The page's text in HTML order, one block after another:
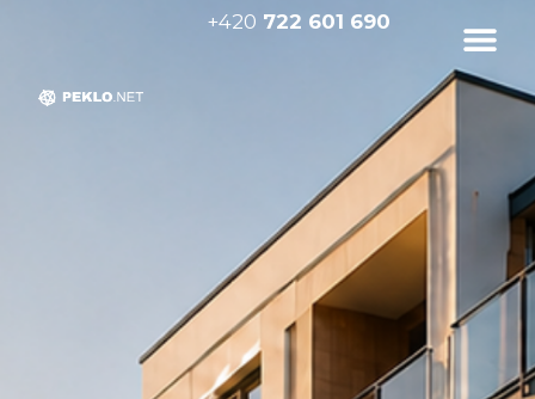
+420 722 601 690